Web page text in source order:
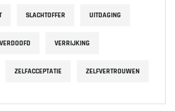
SLACHTOFFER UITDAGING
VERDOOFD VERRIJKING
ZELFACCEPTATIE ZELFVERTROUWEN